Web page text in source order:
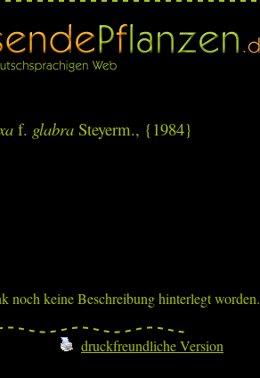
f. glabra Steyerm., {1984}
noch keine Beschreibung hinterlegt worden.
druckfreundliche Version